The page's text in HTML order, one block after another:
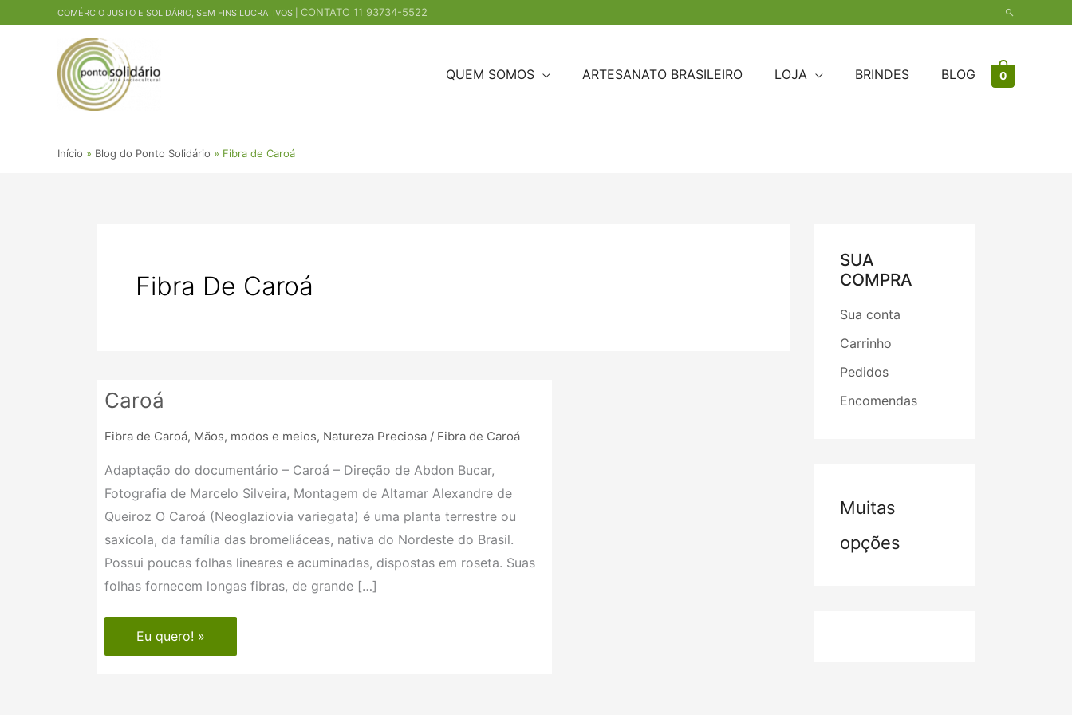
COMÉRCIO JUSTO E SOLIDÁRIO, SEM FINS LUCRATIVOS | CONTATO 11 93734-5522 Pesquisar
QUEM SOMOS ARTESANATO BRASILEIRO LOJA BRINDES BLOG 0
Início Blog do Ponto Solidário Fibra de Caroá
Fibra De Caroá
Caroá
Fibra de Caroá, Mãos, modos e meios, Natureza Preciosa / Fibra de Caroá
Adaptação do documentário – Caroá – Direção de Abdon Bucar,
Fotografia de Marcelo Silveira, Montagem de Altamar Alexandre de
Queiroz O Caroá (Neoglaziovia variegata) é uma planta terrestre ou
saxícola, da família das bromeliáceas, nativa do Nordeste do Brasil.
Possui poucas folhas lineares e acuminadas, dispostas em roseta. Suas
folhas fornecem longas fibras, de grande […]
Caroá
Eu quero! »
SUA
COMPRA
Sua conta
Carrinho
Pedidos
Encomendas
Muitas
opções